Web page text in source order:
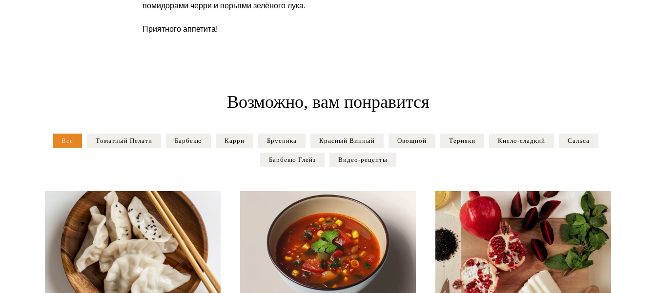
помидорами черри и перьями зелёного лука.
Приятного аппетита!
Возможно, вам понравится
Все Tоматный Пелати Барбекю Карри Брусника Красный Винный Овощной Терияки Кисло-сладкий Сальса
Барбекю Глейз Видео-рецепты